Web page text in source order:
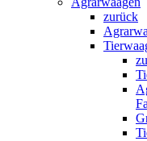
zurück